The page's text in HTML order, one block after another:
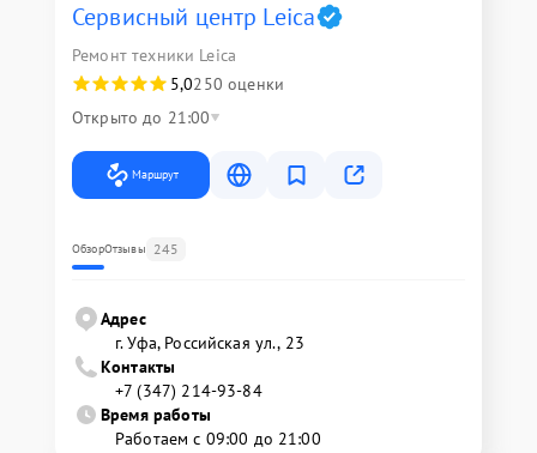
Сервисный центр Leica
Ремонт техники Leica
5,0250 оценки
Открыто до 21:00
Маршрут
ОбзорОтзывы 245
Адрес
г. Уфа, Российская ул., 23
Контакты
+7 (347) 214-93-84
Время работы
Работаем с 09:00 до 21:00